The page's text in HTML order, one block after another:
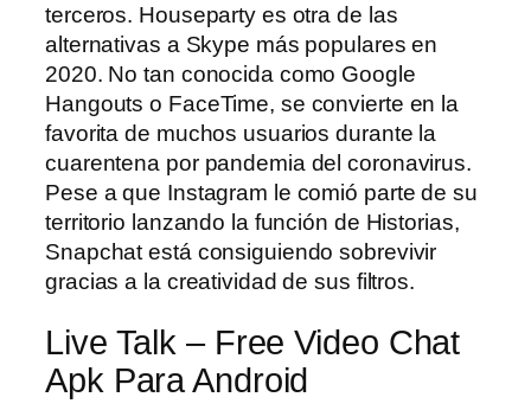
terceros. Houseparty es otra de las
alternativas a Skype más populares en
2020. No tan conocida como Google
Hangouts o FaceTime, se convierte en la
favorita de muchos usuarios durante la
cuarentena por pandemia del coronavirus.
Pese a que Instagram le comió parte de su
territorio lanzando la función de Historias,
Snapchat está consiguiendo sobrevivir
gracias a la creatividad de sus filtros.
Live Talk – Free Video Chat
Apk Para Android